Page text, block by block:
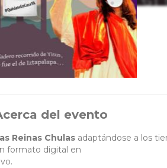
del evento
Reinas Chulas adaptándose a los
formato digital en